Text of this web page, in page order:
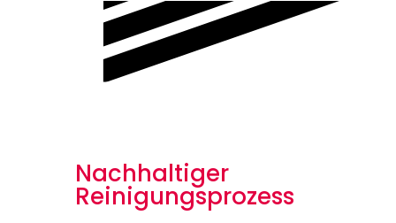
Nachhaltiger
Reinigungs­prozess